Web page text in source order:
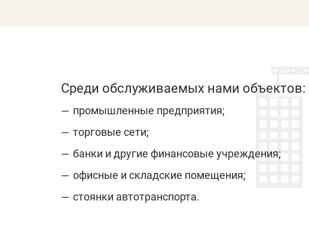
Среди обслуживаемых нами объектов:
промышленные предприятия;
торговые сети;
банки и другие финансовые учреждения;
офисные и складские помещения;
стоянки автотранспорта.